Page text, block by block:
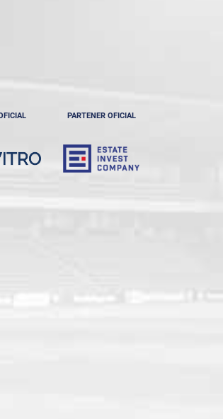
PARTENER OFICIAL